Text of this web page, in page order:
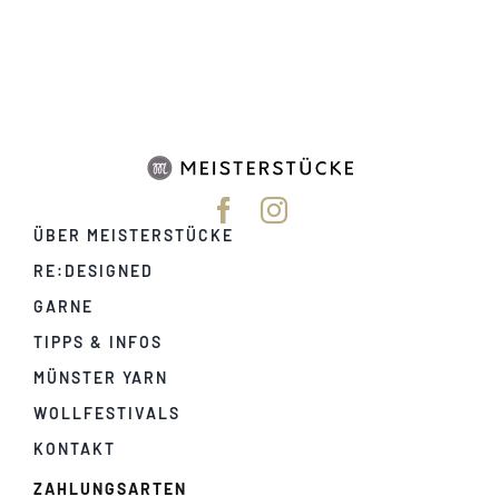
ÜBER MEISTERSTÜCKE
RE:DESIGNED
GARNE
TIPPS & INFOS
MÜNSTER YARN
WOLLFESTIVALS
KONTAKT
ZAHLUNGSARTEN